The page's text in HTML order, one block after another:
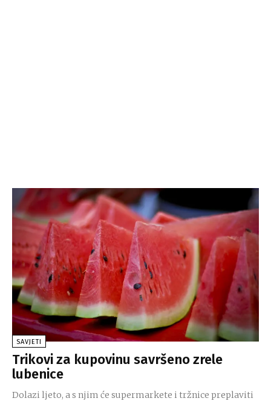
SAVJETI
Trikovi za kupovinu savršeno zrele
lubenice
Dolazi ljeto, a s njim će supermarkete i tržnice preplaviti